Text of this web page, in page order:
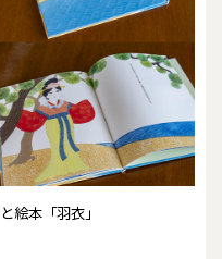
絵本「羽衣」